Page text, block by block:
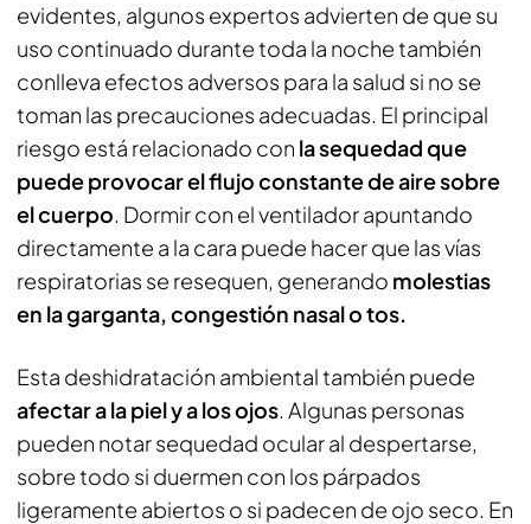
evidentes, algunos expertos advierten de que su
uso continuado durante toda la noche también
conlleva efectos adversos para la salud si no se
toman las precauciones adecuadas. El principal
riesgo está relacionado con la sequedad que
puede provocar el flujo constante de aire sobre
el cuerpo. Dormir con el ventilador apuntando
directamente a la cara puede hacer que las vías
respiratorias se resequen, generando molestias
en la garganta, congestión nasal o tos.
Esta deshidratación ambiental también puede
afectar a la piel y a los ojos. Algunas personas
pueden notar sequedad ocular al despertarse,
sobre todo si duermen con los párpados
ligeramente abiertos o si padecen de ojo seco. En